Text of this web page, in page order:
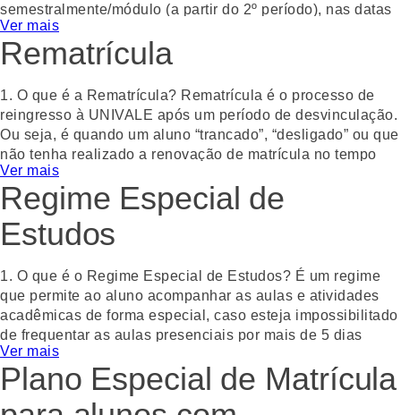
semestralmente/módulo (a partir do 2º período), nas datas
previstas e divulgadas no calendário acadêmico. Somente
após a realização da renovação o estudante ficará com o
status de “frequente” no semestre/módulo vigente.
2. Passo a passo para a renovação:
a.Acessar o Portal do Aluno (menu Matrícula Online).
b.Realizar o aceite no contrato (veja tutorial disponível
clicando aqui ).
c.O boleto referente à primeira parcela do semestre ficará
disponível no menu “Financeiro” e você poderá realizar o
d.Após o pagamento, a sua renovação de matrícula estará
confirmada para o semestre/ módulo.
Obs.:
Para os cursos presenciais: as parcelas seguintes do
semestre só ficarão disponíveis após a realização
Ver mais
Rematrícula
1. O que é a Rematrícula? Rematrícula é o processo de
reingresso à UNIVALE após um período de desvinculação.
Ou seja, é quando um aluno “trancado”, “desligado” ou que
não tenha realizado a renovação de matrícula no tempo
regular deseja retomar seus estudos.
A aprovação da rematrícula está sujeita à disponibilidade
de vagas no curso desejado e análise da Secretaria
Acadêmica e Tesouraria.
2. Quais condições preciso estar ciente ao solicitar a
rematrícula?Ao retomar os estudos, suas condições
acadêmicas com a universidade serão avaliadas conforme
o calendário acadêmico (prazos) e Regimento da
UNIVALE. Isso significa que pode haver adaptações
curriculares ou outras exigências, dependendo do tempo
de desvinculação e das mudanças no currículo do curso.
Ver mais
Regime Especial de
Estudos
1. O que é o Regime Especial de Estudos? É um regime
que permite ao aluno acompanhar as aulas e atividades
acadêmicas de forma especial, caso esteja impossibilitado
de frequentar as aulas presenciais por mais de 5 dias
corridos, devido a tratamento de saúde ou condição que
impeça o acesso à instituição.
2. Como solicitar o Regime Especial de Estudos?
Ver mais
Plano Especial de Matrícula